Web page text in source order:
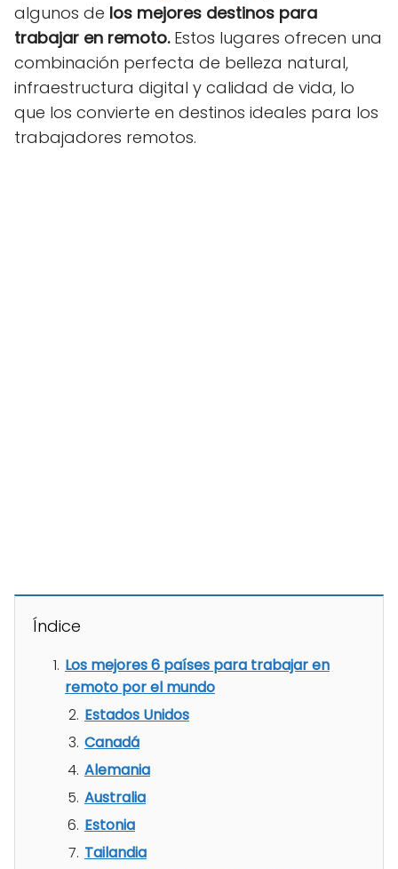
algunos de los mejores destinos para
trabajar en remoto. Estos lugares ofrecen una
combinación perfecta de belleza natural,
infraestructura digital y calidad de vida, lo
que los convierte en destinos ideales para los
trabajadores remotos.
Índice
Los mejores 6 países para trabajar en
remoto por el mundo
Estados Unidos
Canadá
Alemania
Australia
Estonia
Tailandia